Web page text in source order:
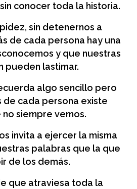
conocer toda la historia.
sin detenernos a
de cada persona hay una
y que nuestras
pueden lastimar.
algo sencillo pero
cada persona existe
siempre vemos.
invita a ejercer la misma
palabras que la que
de los demás.
que atraviesa toda la